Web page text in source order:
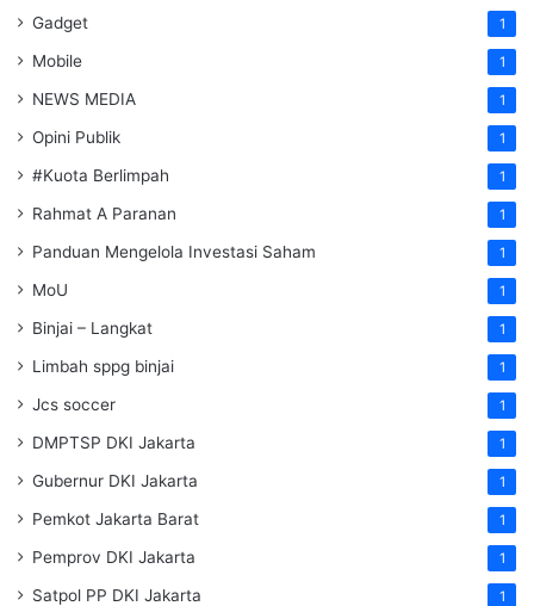
Gadget 1
Mobile 1
NEWS MEDIA 1
Opini Publik 1
#Kuota Berlimpah 1
Rahmat A Paranan 1
Panduan Mengelola Investasi Saham 1
MoU 1
Binjai – Langkat 1
Limbah sppg binjai 1
Jcs soccer 1
DMPTSP DKI Jakarta 1
Gubernur DKI Jakarta 1
Pemkot Jakarta Barat 1
Pemprov DKI Jakarta 1
Satpol PP DKI Jakarta 1